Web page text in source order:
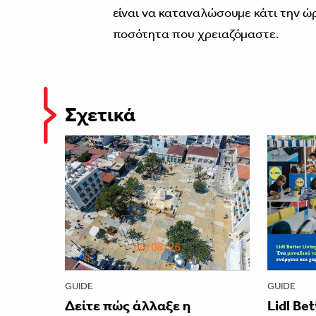
είναι να καταναλώσουμε κάτι την
ποσότητα που χρειαζόμαστε.
Σχετικά
GUIDE
Δείτε πώς άλλαξε η
GUIDE
Lidl